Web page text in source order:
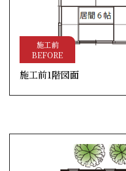
施工前
BEFORE
施工前1階図面